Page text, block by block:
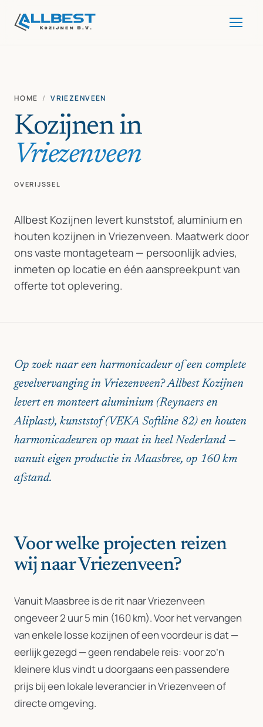
HOME / VRIEZENVEEN
Kozijnen in
Vriezenveen
OVERIJSSEL
Allbest Kozijnen levert kunststof, aluminium en
houten kozijnen in Vriezenveen. Maatwerk door
ons vaste montageteam — persoonlijk advies,
inmeten op locatie en één aanspreekpunt van
offerte tot oplevering.
Op zoek naar een harmonicadeur of een complete
gevelvervanging in Vriezenveen? Allbest Kozijnen
levert en monteert aluminium (Reynaers en
Aliplast), kunststof (VEKA Softline 82) en houten
harmonicadeuren op maat in heel Nederland —
vanuit eigen productie in Maasbree, op 160 km
afstand.
Voor welke projecten reizen
wij naar Vriezenveen?
Vanuit Maasbree is de rit naar Vriezenveen
ongeveer 2 uur 5 min (160 km). Voor het vervangen
van enkele losse kozijnen of een voordeur is dat —
eerlijk gezegd — geen rendabele reis: voor zo’n
kleinere klus vindt u doorgaans een passendere
prijs bij een lokale leverancier in Vriezenveen of
directe omgeving.